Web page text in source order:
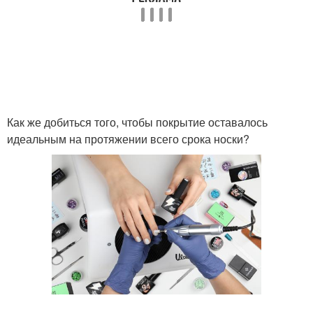
Как же добиться того, чтобы покрытие оставалось
идеальным на протяжении всего срока носки?